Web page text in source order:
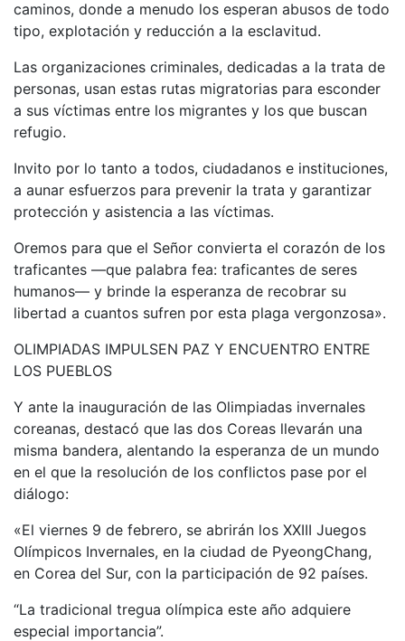
caminos, donde a menudo los esperan abusos de todo
tipo, explotación y reducción a la esclavitud.
Las organizaciones criminales, dedicadas a la trata de
personas, usan estas rutas migratorias para esconder
a sus víctimas entre los migrantes y los que buscan
refugio.
Invito por lo tanto a todos, ciudadanos e instituciones,
a aunar esfuerzos para prevenir la trata y garantizar
protección y asistencia a las víctimas.
Oremos para que el Señor convierta el corazón de los
traficantes —que palabra fea: traficantes de seres
humanos— y brinde la esperanza de recobrar su
libertad a cuantos sufren por esta plaga vergonzosa».
OLIMPIADAS IMPULSEN PAZ Y ENCUENTRO ENTRE
LOS PUEBLOS
Y ante la inauguración de las Olimpiadas invernales
coreanas, destacó que las dos Coreas llevarán una
misma bandera, alentando la esperanza de un mundo
en el que la resolución de los conflictos pase por el
diálogo:
«El viernes 9 de febrero, se abrirán los XXIII Juegos
Olímpicos Invernales, en la ciudad de PyeongChang,
en Corea del Sur, con la participación de 92 países.
“La tradicional tregua olímpica este año adquiere
especial importancia”.